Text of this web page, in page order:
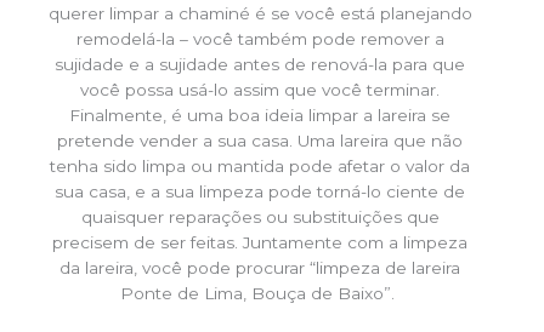
querer limpar a chaminé é se você está planejando
remodelá-la – você também pode remover a
sujidade e a sujidade antes de renová-la para que
você possa usá-lo assim que você terminar.
Finalmente, é uma boa ideia limpar a lareira se
pretende vender a sua casa. Uma lareira que não
tenha sido limpa ou mantida pode afetar o valor da
sua casa, e a sua limpeza pode torná-lo ciente de
quaisquer reparações ou substituições que
precisem de ser feitas. Juntamente com a limpeza
da lareira, você pode procurar “limpeza de lareira
Ponte de Lima, Bouça de Baixo”.